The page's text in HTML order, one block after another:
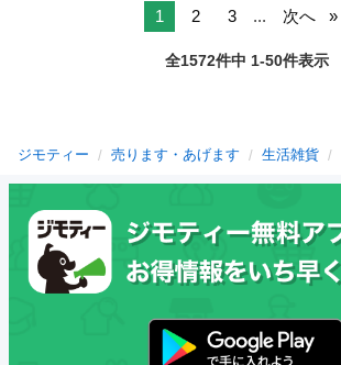
1 2 3 ... 次へ
全1572件中 1-50件表示
ジモティー 売ります・あげます 生活雑貨